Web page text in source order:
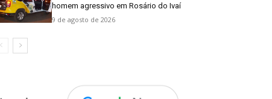
homem agressivo em Rosário do Ivaí
9 de agosto de 2026